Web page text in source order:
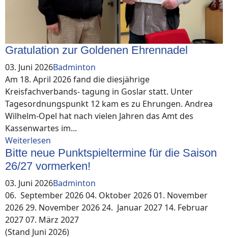
Gratulation zur Goldenen Ehrennadel
03. Juni 2026Badminton
Am 18. April 2026 fand die diesjährige
Kreisfachverbands- tagung in Goslar statt. Unter
Tagesordnungspunkt 12 kam es zu Ehrungen. Andrea
Wilhelm-Opel hat nach vielen Jahren das Amt des
Kassenwartes im...
Weiterlesen
Bitte neue Punktspieltermine für die Saison
26/27 vormerken!
03. Juni 2026Badminton
06. September 2026 04. Oktober 2026 01. November
2026 29. November 2026 24. Januar 2027 14. Februar
2027 07. März 2027
(Stand Juni 2026)